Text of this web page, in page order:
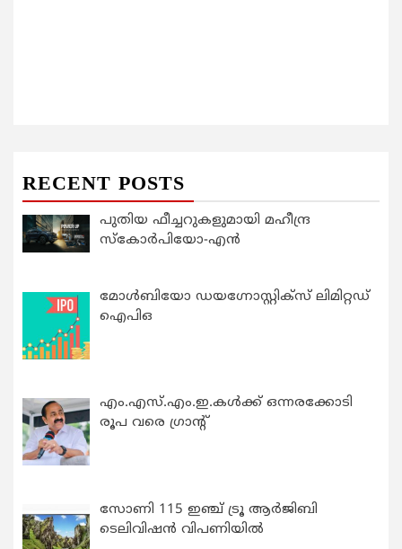
RECENT POSTS
പുതിയ ഫീച്ചറുകളുമായി മഹീന്ദ്ര
സ്കോർപിയോ-എൻ
മോൾബിയോ ഡയഗ്നോസ്റ്റിക്സ് ലിമിറ്റഡ്
ഐപിഒ
എം.എസ്.എം.ഇ.കൾക്ക് ഒന്നരക്കോടി
രൂപ വരെ ഗ്രാന്റ്
സോണി 115 ഇഞ്ച് ട്രൂ ആർജിബി
ടെലിവിഷൻ വിപണിയിൽ